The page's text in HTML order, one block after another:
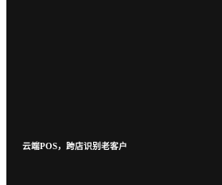
云端POS，跨店识别老客户